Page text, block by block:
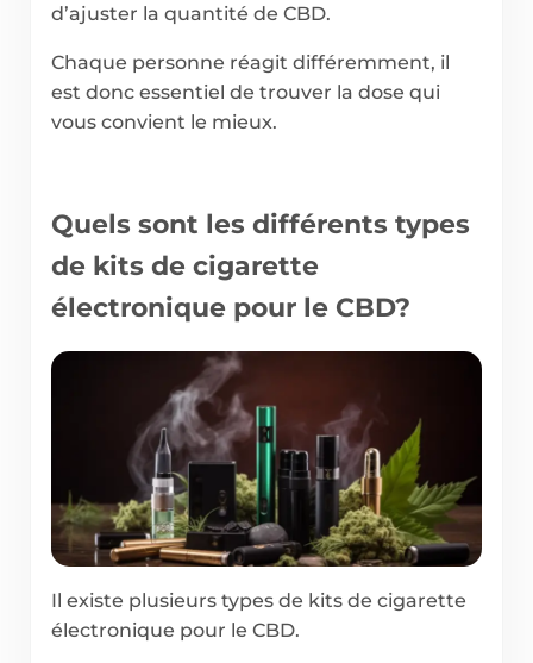
d’ajuster la quantité de CBD.
Chaque personne réagit différemment, il
est donc essentiel de trouver la dose qui
vous convient le mieux.
Quels sont les différents types
de kits de cigarette
électronique pour le CBD?
Il existe plusieurs types de kits de cigarette
électronique pour le CBD.